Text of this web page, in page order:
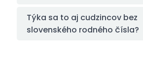
Týka sa to aj cudzincov bez
slovenského rodného čísla?